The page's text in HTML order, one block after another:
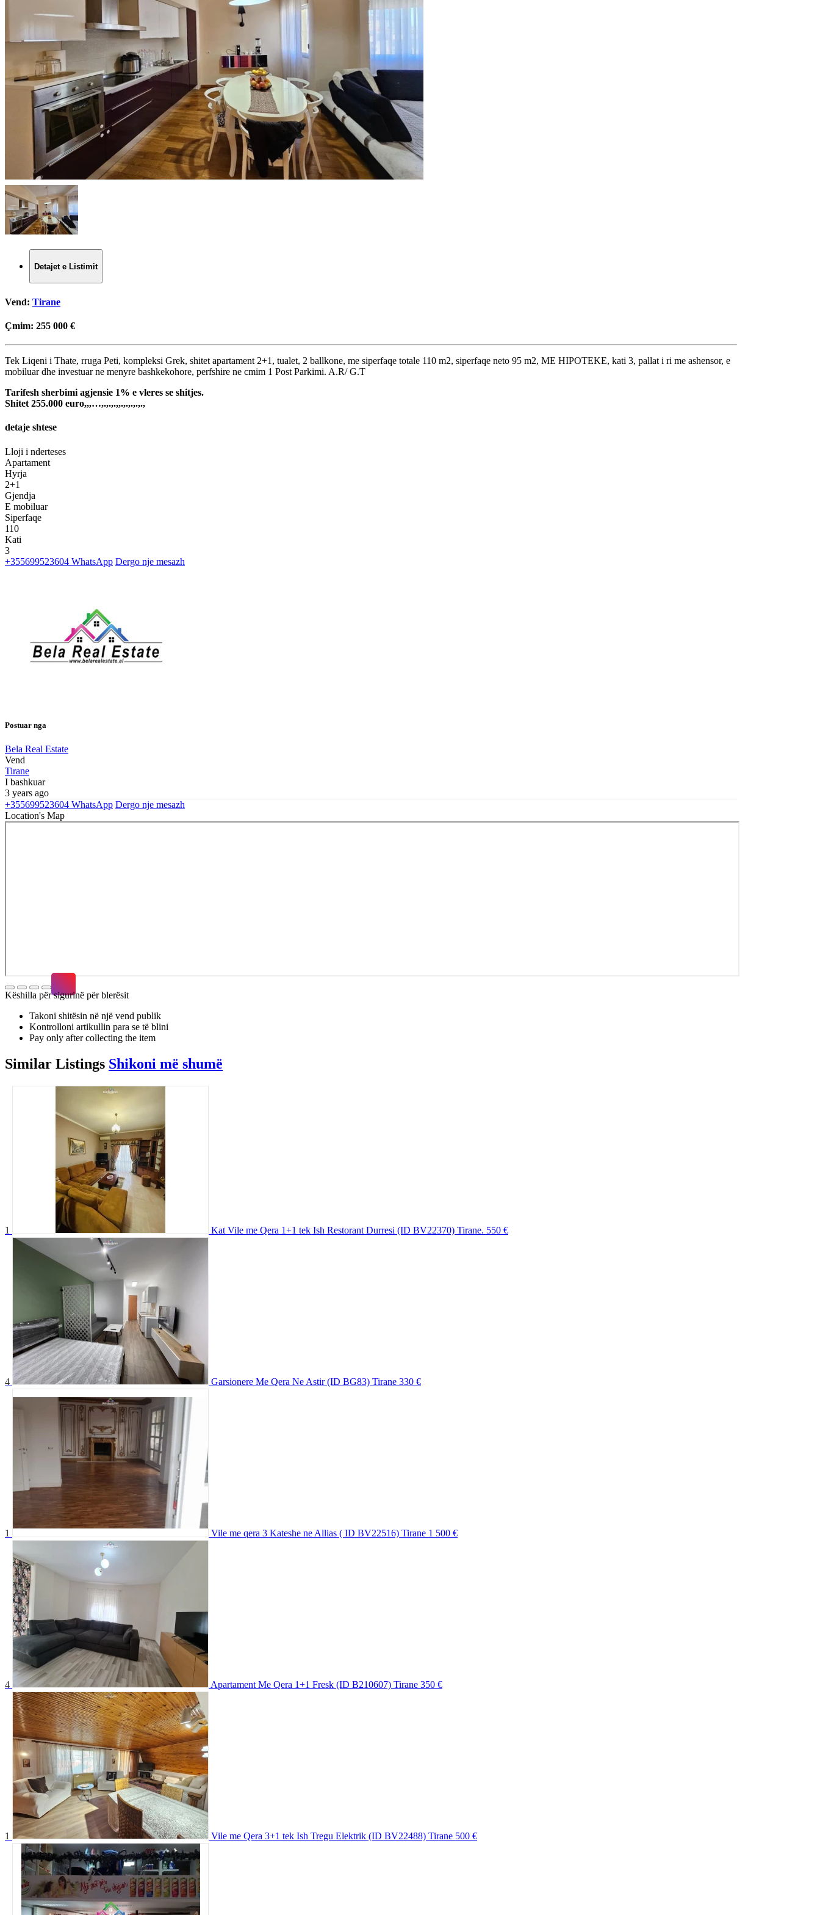
Detajet e Listimit
Vend: Tirane
Çmim: 255 000 €
Tek Liqeni i Thate, rruga Peti, kompleksi Grek, shitet apartament 2+1, tualet, 2 ballkone, me siperfaqe totale 110 m2, siperfaqe neto 95 m2, ME HIPOTEKE, kati 3, pallat i ri me ashensor, e
mobiluar dhe investuar ne menyre bashkekohore, perfshire ne cmim 1 Post Parkimi. A.R/ G.T
Tarifesh sherbimi agjensie 1% e vleres se shitjes.
Shitet 255.000 euro,,,…,.,.,.,,.,.,.,.,.,
detaje shtese
Lloji i nderteses
Apartament
Hyrja
2+1
Gjendja
E mobiluar
Siperfaqe
110
Kati
3
+355699523604 WhatsApp Dergo nje mesazh
Postuar nga
Bela Real Estate
Vend
Tirane
I bashkuar
3 years ago
+355699523604 WhatsApp Dergo nje mesazh
Location's Map
Këshilla për sigurinë për blerësit
Takoni shitësin në një vend publik
Kontrolloni artikullin para se të blini
Pay only after collecting the item
Similar Listings Shikoni më shumë
1 Kat Vile me Qera 1+1 tek Ish Restorant Durresi (ID BV22370) Tirane. 550 €
4 Garsionere Me Qera Ne Astir (ID BG83) Tirane 330 €
1 Vile me qera 3 Kateshe ne Allias ( ID BV22516) Tirane 1 500 €
4 Apartament Me Qera 1+1 Fresk (ID B210607) Tirane 350 €
1 Vile me Qera 3+1 tek Ish Tregu Elektrik (ID BV22488) Tirane 500 €